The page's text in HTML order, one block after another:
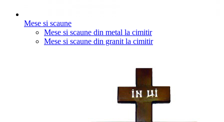
Mese si scaune
Mese si scaune din metal la cimitir
Mese si scaune din granit la cimitir